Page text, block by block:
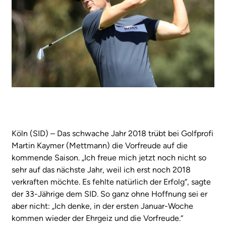
Köln (SID) – Das schwache Jahr 2018 trübt bei Golfprofi
Martin Kaymer (Mettmann) die Vorfreude auf die
kommende Saison. „Ich freue mich jetzt noch nicht so
sehr auf das nächste Jahr, weil ich erst noch 2018
verkraften möchte. Es fehlte natürlich der Erfolg“, sagte
der 33-Jährige dem SID. So ganz ohne Hoffnung sei er
aber nicht: „Ich denke, in der ersten Januar-Woche
kommen wieder der Ehrgeiz und die Vorfreude.“